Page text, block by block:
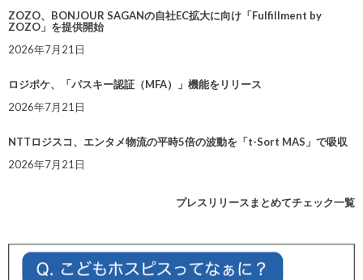
ZOZO、BONJOUR SAGANの自社EC拡大に向け「Fulfillment by
ZOZO」を提供開始
2026年7月21日
ロジポケ、「パスキー認証（MFA）」機能をリリース
2026年7月21日
NTTロジスコ、エンタメ物流の平時5倍の波動を「t-Sort MAS」で吸収
2026年7月21日
プレスリリースまとめてチェック一覧